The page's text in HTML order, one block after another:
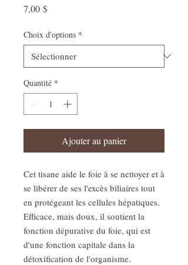
7,00 $Prix
Choix d'options *
Quantité *
Ajouter au panier
Cet tisane aide le foie à se nettoyer et à
se libérer de ses l'excès biliaires tout
en protégeant les cellules hépatiques.
Efficace, mais doux, il soutient la
fonction dépurative du foie, qui est
d'une fonction capitale dans la
détoxification de l'organisme.